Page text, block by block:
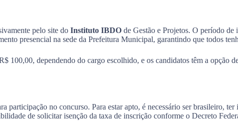
pelo site do Instituto IBDO de Gestão e Projetos. O período
presencial na sede da Prefeitura Municipal, garantindo que todos
100,00, dependendo do cargo escolhido, e os candidatos têm a opção
participação no concurso. Para estar apto, é necessário ser brasileiro,
de solicitar isenção da taxa de inscrição conforme o Decreto